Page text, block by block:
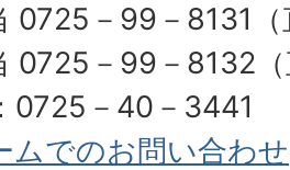
0725－99－8131（
0725－99－8132
0725－40－3441
ムでのお問い合わせ